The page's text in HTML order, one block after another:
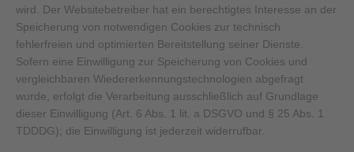
wird. Der Websitebetreiber hat ein berechtigtes Interesse an der
Speicherung von notwendigen Cookies zur technisch
fehlerfreien und optimierten Bereitstellung seiner Dienste.
Sofern eine Einwilligung zur Speicherung von Cookies und
vergleichbaren Wiedererkennungstechnologien abgefragt
wurde, erfolgt die Verarbeitung ausschließlich auf Grundlage
dieser Einwilligung (Art. 6 Abs. 1 lit. a DSGVO und § 25 Abs. 1
TDDDG); die Einwilligung ist jederzeit widerrufbar.